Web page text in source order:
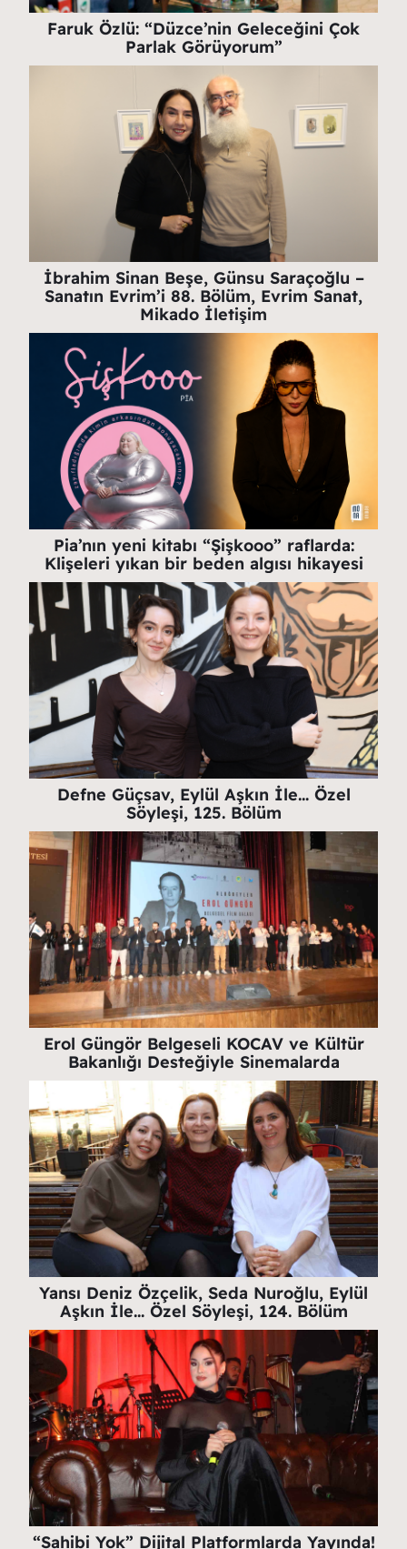
Faruk Özlü: “Düzce’nin Geleceğini Çok
Parlak Görüyorum”
İbrahim Sinan Beşe, Günsu Saraçoğlu –
Sanatın Evrim’i 88. Bölüm, Evrim Sanat,
Mikado İletişim
Pia’nın yeni kitabı “Şişkooo” raflarda:
Klişeleri yıkan bir beden algısı hikayesi
Defne Güçsav, Eylül Aşkın İle… Özel
Söyleşi, 125. Bölüm
Erol Güngör Belgeseli KOCAV ve Kültür
Bakanlığı Desteğiyle Sinemalarda
Yansı Deniz Özçelik, Seda Nuroğlu, Eylül
Aşkın İle… Özel Söyleşi, 124. Bölüm
“Sahibi Yok” Dijital Platformlarda Yayında!